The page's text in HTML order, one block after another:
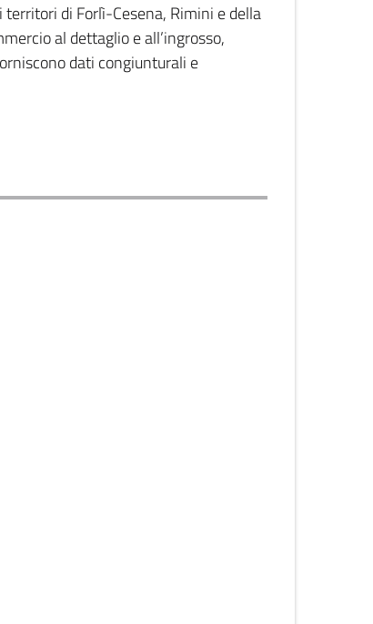
di Forlì-Cesena, Rimini e della
al dettaglio e all’ingrosso,
dati congiunturali e